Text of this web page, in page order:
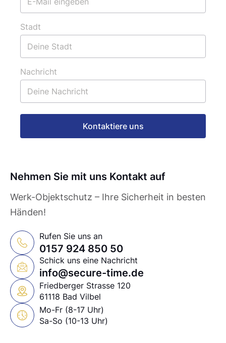
Nehmen Sie mit uns Kontakt auf
Werk-Objektschutz – Ihre Sicherheit in besten
Händen!
Rufen Sie uns an
0157 924 850 50
Schick uns eine Nachricht
info@secure-time.de
Friedberger Strasse 120
61118 Bad Vilbel
Mo-Fr (8-17 Uhr)
Sa-So (10-13 Uhr)
Stadt
Nachricht
Kontaktiere uns